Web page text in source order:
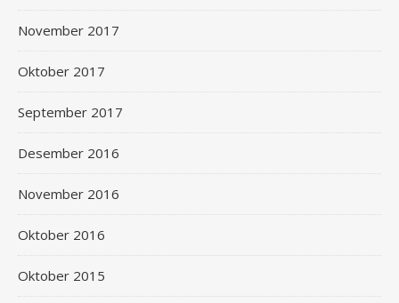
November 2017
Oktober 2017
September 2017
Desember 2016
November 2016
Oktober 2016
Oktober 2015